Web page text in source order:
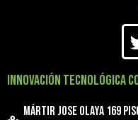
INNOVACIÓN TECNOLÓGICA
Mártir Jose Olaya 169